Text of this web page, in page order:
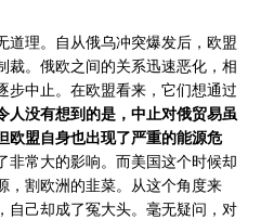
道理。自从俄乌冲突爆发后，欧盟
裁。俄欧之间的关系迅速恶化，相
步中止。在欧盟看来，它们想通过
人没有想到的是，中止对俄贸易虽
欧盟自身也出现了严重的能源危
非常大的影响。而美国这个时候却
，割欧洲的韭菜。从这个角度来
自己却成了冤大头。毫无疑问，对